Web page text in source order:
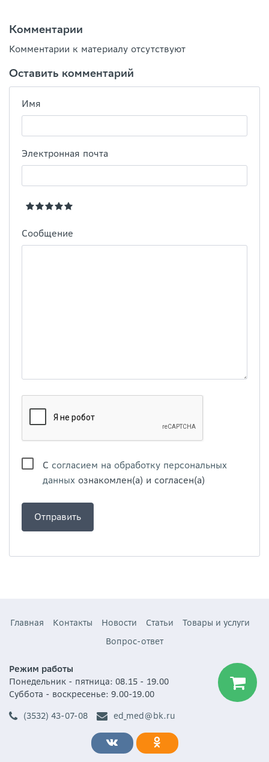
Комментарии
Комментарии к материалу отсутствуют
Оставить комментарий
Имя
Электронная почта
Сообщение
С согласием на обработку персональных
данных ознакомлен(а) и согласен(а)
Главная Контакты Новости Статьи
Товары и услуги
Вопрос-ответ
Режим работы
Понедельник - пятница: 08.15 - 19.00
Суббота - воскресенье: 9.00-19.00
(3532) 43-07-08
ed_med@bk.ru